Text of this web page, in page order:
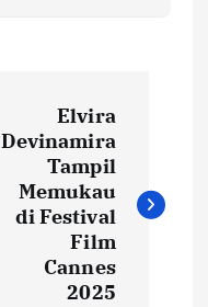
Elvira
Devinamira
Tampil
Memukau
di Festival
Film
Cannes
2025